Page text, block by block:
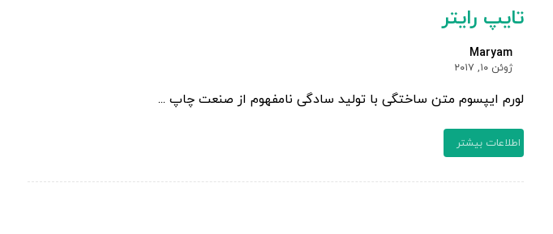
تایپ رایتر
Maryam
ژوئن ۱۰, ۲۰۱۷
لورم ایپسوم متن ساختگی با تولید سادگی نامفهوم از صنعت چاپ ...
اطلاعات بیشتر